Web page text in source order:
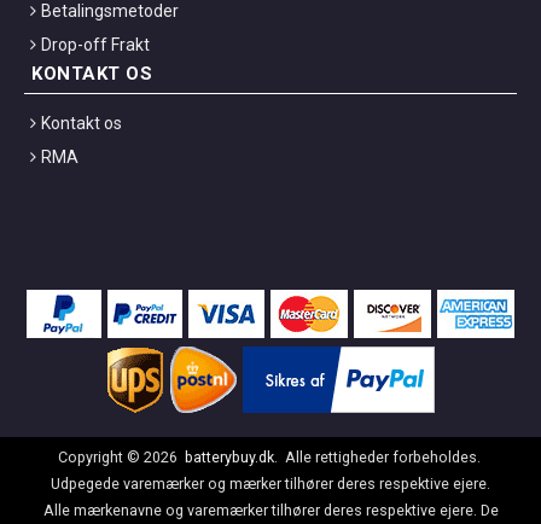
Betalingsmetoder
Drop-off Frakt
KONTAKT OS
Kontakt os
RMA
Copyright © 2026 batterybuy.dk. Alle rettigheder forbeholdes.
Udpegede varemærker og mærker tilhører deres respektive ejere.
Alle mærkenavne og varemærker tilhører deres respektive ejere. De